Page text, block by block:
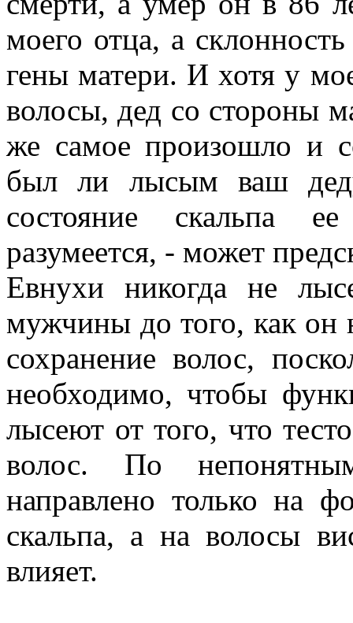
моего отца, а
гены матери. И хотя у
волосы, дед со стороны
же самое произошло и
был ли лысым ваш
состояние скальпа
разумеется, - может
Евнухи никогда не
мужчины до того, как он
сохранение волос,
необходимо, чтобы
лысеют от того, что
волос. По
направлено только на
скальпа, а на волосы
влияет.